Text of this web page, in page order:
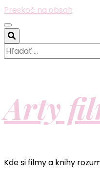
Preskoč na obsah
Hľadať:
Arty
Kde si filmy a knihy